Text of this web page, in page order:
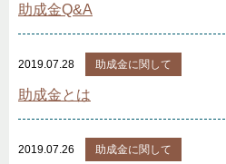
助成金Q&A
2019.07.28 助成金に関して
助成金とは
2019.07.26 助成金に関して